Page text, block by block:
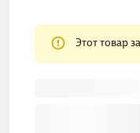
Этот товар